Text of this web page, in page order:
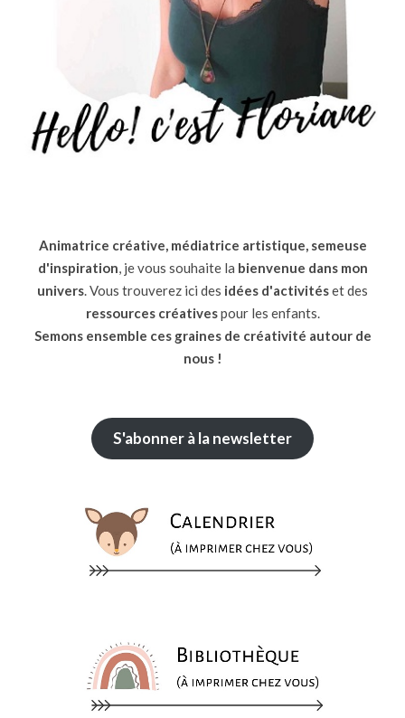
Animatrice créative, médiatrice artistique, semeuse
d'inspiration, je vous souhaite la bienvenue dans mon
univers. Vous trouverez ici des idées d'activitéset des
ressources créativespour les enfants.
Semons ensemble ces graines de créativité autour de
nous !
S'abonner à la newsletter